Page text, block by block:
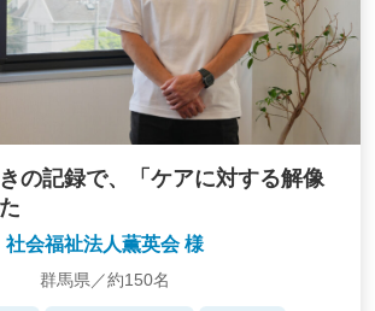
の記録で、「ケアに対する解像
社会福祉法人薫英会 様
群馬県／約150名